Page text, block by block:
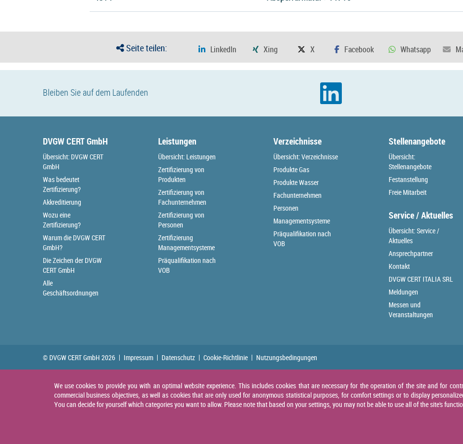
Seite teilen:
Bleiben Sie auf dem Laufenden
DVGW CERT GmbH
Übersicht: DVGW CERT
GmbH
Was bedeutet
Zertifizierung?
Akkreditierung
Wozu eine
Zertifizierung?
Warum die DVGW CERT
GmbH?
Die Zeichen der DVGW
CERT GmbH
Alle
Geschäftsordnungen
Leistungen
Übersicht: Leistungen
Zertifizierung von
Produkten
Zertifizierung von
Fachunternehmen
Zertifizierung von
Personen
Zertifizierung
Managementsysteme
Präqualifikation nach
VOB
Verzeichnisse
Übersicht: Verzeichnisse
Produkte Gas
Produkte Wasser
Fachunternehmen
Personen
Managementsysteme
Präqualifikation nach
VOB
Stellenangebote
Übersicht:
Stellenangebote
Festanstellung
Freie Mitarbeit
Service / Aktuelles
Übersicht: Service /
Aktuelles
Ansprechpartner
Kontakt
DVGW CERT ITALIA SRL
Meldungen
Messen und
Veranstaltungen
© DVGW CERT GmbH 2026 Impressum Datenschutz Cookie-Richtlinie Nutzungsbedingungen
We use cookies to provide you with an optimal website experience. This includes cookies that are necessary for the operation of the site and for
commercial business objectives, as well as cookies that are only used for anonymous statistical purposes, for comfort settings or to display
You can decide for yourself which categories you want to allow. Please note that based on your settings, you may not be able to use all of the site's